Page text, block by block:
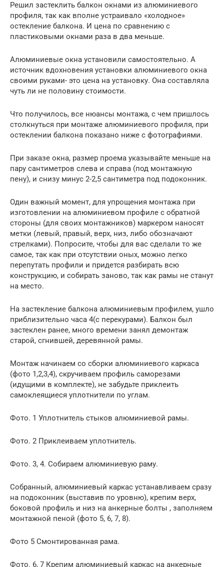
Решил застеклить балкон окнами из алюминиевого
профиля, так как вполне устраивало «холодное»
остекление балкона. И цена по сравнению с
пластиковыми окнами раза в два меньше.
Алюминиевые окна установили самостоятельно. А
источник вдохновения установки алюминиевого окна
своими руками- это цена на установку. Она составляла
чуть ли не половину стоимости.
Что получилось, все нюансы монтажа, с чем пришлось
столкнуться при монтаже алюминиевого профиля, при
остеклении балкона показано ниже с фотографиями.
При заказе окна, размер проема указывайте меньше на
пару сантиметров слева и справа (под монтажную
пену), и снизу минус 2-2,5 сантиметра под подоконник.
Один важный момент, для упрощения монтажа при
изготовлении на алюминиевом профиле с обратной
стороны (для своих монтажников) маркером наносят
метки (левый, правый, верх, низ, либо обозначают
стрелками). Попросите, чтобы для вас сделали то же
самое, так как при отсутствии оных, можно легко
перепутать профили и придется разбирать всю
конструкцию, и собирать заново, так как рамы не станут
на место.
На застекление балкона алюминиевым профилем, ушло
приблизительно часа 4(с перекурами). Балкон был
застеклен ранее, много времени занял демонтаж
старой, сгнившей, деревянной рамы.
Монтаж начинаем со сборки алюминиевого каркаса
(фото 1,2,3,4), скручиваем профиль саморезами
(идущими в комплекте), не забудьте приклеить
самоклеящиеся уплотнители по углам.
Фото. 1 Уплотнитель стыков алюминиевой рамы.
Фото. 2 Приклеиваем уплотнитель.
Фото. 3, 4. Собираем алюминиевую раму.
Собранный, алюминиевый каркас устанавливаем сразу
на подоконник (выставив по уровню), крепим верх,
боковой профиль и низ на анкерные болты , заполняем
монтажной пеной (фото 5, 6, 7, 8).
Фото 5 Смонтированная рама.
Фото. 6, 7 Крепим алюминиевый каркас на анкерные